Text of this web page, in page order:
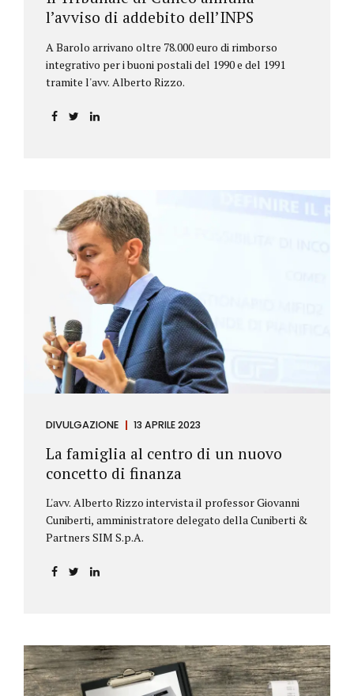
l’avviso di addebito dell’INPS
A Barolo arrivano oltre 78.000 euro di rimborso
integrativo per i buoni postali del 1990 e del 1991
tramite l'avv. Alberto Rizzo.
DIVULGAZIONE 13 APRILE 2023
La famiglia al centro di un nuovo
concetto di finanza
L'avv. Alberto Rizzo intervista il professor Giovanni
Cuniberti, amministratore delegato della Cuniberti &
Partners SIM S.p.A.